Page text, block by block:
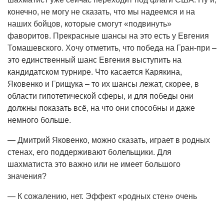
конечно, не могу не сказать, что мы надеемся и на
наших бойцов, которые смогут «подвинуть»
фаворитов. Прекрасные шансы на это есть у Евгения
Томашевского. Хочу отметить, что победа на Гран-при –
это единственный шанс Евгения выступить на
кандидатском турнире. Что касается Карякина,
Яковенко и Грищука – то их шансы лежат, скорее, в
области гипотетической сферы, и для победы они
должны показать всё, на что они способны и даже
немного больше.
— Дмитрий Яковенко, можно сказать, играет в родных
стенах, его поддерживают болельщики. Для
шахматиста это важно или не имеет большого
значения?
— К сожалению, нет. Эффект «родных стен» очень